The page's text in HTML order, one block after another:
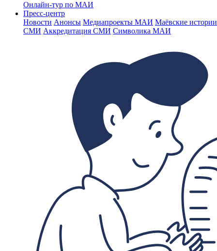
Онлайн-тур по МАИ
Пресс-центр
Новости Анонсы Медиапроекты МАИ Маёвские
СМИ Аккредитация СМИ Символика МАИ